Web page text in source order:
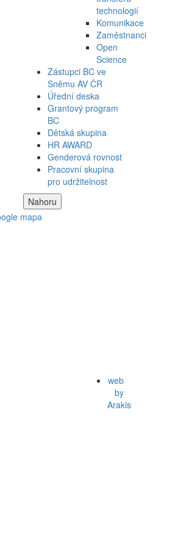
technologií
Komunikace
Zaměstnanci
Open
Science
Zástupci BC ve
Sněmu AV ČR
Úřední deska
Grantový program
BC
Dětská skupina
HR AWARD
Genderová rovnost
Pracovní skupina
pro udržitelnost
Nahoru
web
by
Arakis